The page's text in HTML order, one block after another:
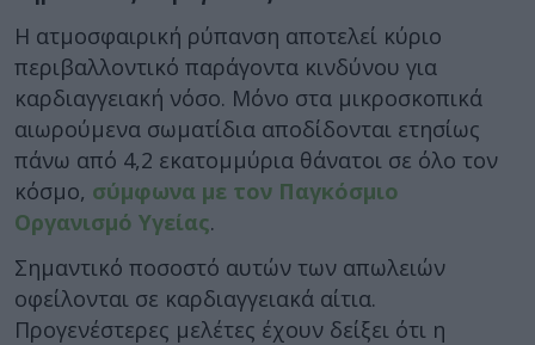
Η ατμοσφαιρική ρύπανση αποτελεί κύριο
περιβαλλοντικό παράγοντα κινδύνου για
καρδιαγγειακή νόσο. Μόνο στα μικροσκοπικά
αιωρούμενα σωματίδια αποδίδονται ετησίως
πάνω από 4,2 εκατομμύρια θάνατοι σε όλο τον
κόσμο, σύμφωνα με τον Παγκόσμιο
Οργανισμό Υγείας.
Σημαντικό ποσοστό αυτών των απωλειών
οφείλονται σε καρδιαγγειακά αίτια.
Προγενέστερες μελέτες έχουν δείξει ότι η